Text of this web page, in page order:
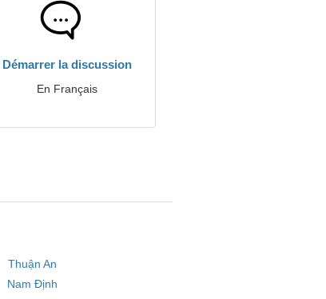
Démarrer la discussion
En Français
Thuận An
Nam Định